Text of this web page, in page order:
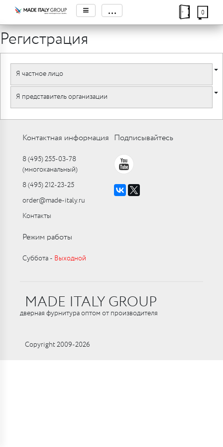
≡ ... 0
Регистрация
Я частное лицо
Я представитель организации
Контактная информация
8 (495) 255-03-78
(многоканальный)
8 (495) 212-23-25
order@made-italy.ru
Контакты
Подписывайтесь
Режим работы
Суббота ‑ Выходной
MADE ITALY GROUP
дверная фурнитура оптом от производителя
Copyright 2009-2026